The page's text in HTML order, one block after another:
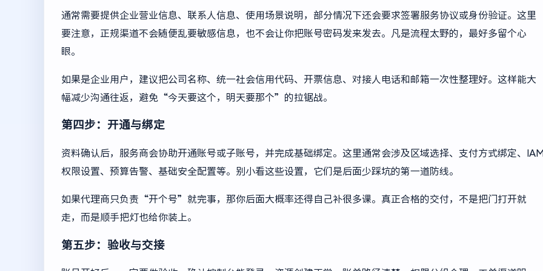
通常需要提供企业营业信息、联系人信息、使用场景说明，部分情况下还会要求签署服务协议或身份验证。这里
要注意，正规渠道不会随便乱要敏感信息，也不会让你把账号密码发来发去。凡是流程太野的，最好多留个心
眼。
如果是企业用户，建议把公司名称、统一社会信用代码、开票信息、对接人电话和邮箱一次性整理好。这样能大
幅减少沟通往返，避免“今天要这个，明天要那个”的拉锯战。
第四步：开通与绑定
资料确认后，服务商会协助开通账号或子账号，并完成基础绑定。这里通常会涉及区域选择、支付方式绑定、
权限设置、预算告警、基础安全配置等。别小看这些设置，它们是后面少踩坑的第一道防线。
如果代理商只负责“开个号”就完事，那你后面大概率还得自己补很多课。真正合格的交付，不是把门打开就
走，而是顺手把灯也给你装上。
第五步：验收与交接